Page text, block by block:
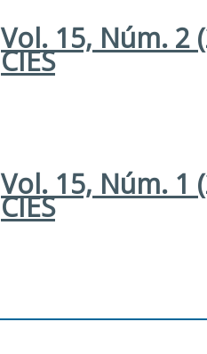
Vol. 15, Núm. 2
CIES
Vol. 15, Núm. 1
CIES